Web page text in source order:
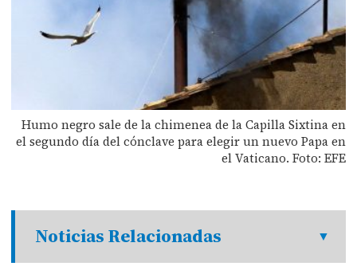
Humo negro sale de la chimenea de la Capilla Sixtina en
el segundo día del cónclave para elegir un nuevo Papa en
el Vaticano. Foto: EFE
Noticias Relacionadas